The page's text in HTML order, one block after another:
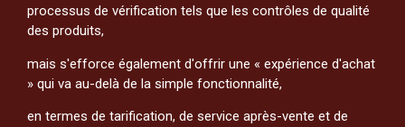
processus de vérification tels que les contrôles de qualité
des produits,
mais s'efforce également d'offrir une « expérience d'achat
» qui va au-delà de la simple fonctionnalité,
en termes de tarification, de service après-vente et de